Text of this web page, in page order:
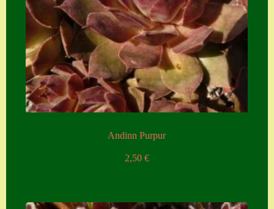
Andinn Purpur
2,50 €